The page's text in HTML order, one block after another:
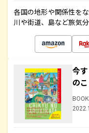
各国の地形や関係性を
川や街道、島など旅気
今
の